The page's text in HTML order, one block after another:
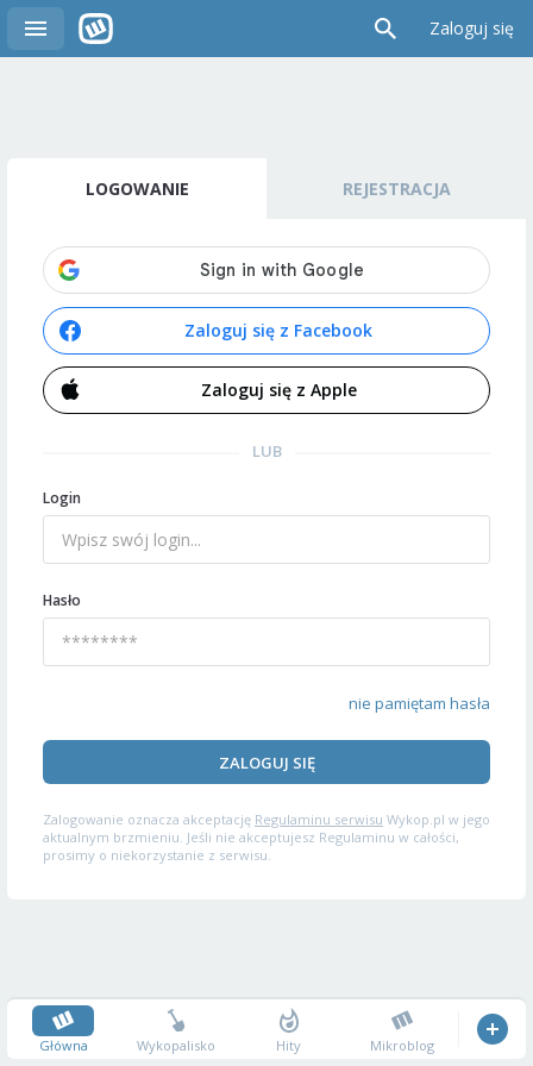
Zaloguj się
LOGOWANIE REJESTRACJA
Zaloguj się z Facebook
Zaloguj się z Apple
LUB
Login
Hasło
nie pamiętam hasła
ZALOGUJ SIĘ
Zalogowanie oznacza akceptację Regulaminu serwisu Wykop.pl w jego
aktualnym brzmieniu. Jeśli nie akceptujesz Regulaminu w całości,
prosimy o niekorzystanie z serwisu.
Główna Wykopalisko Hity Mikroblog